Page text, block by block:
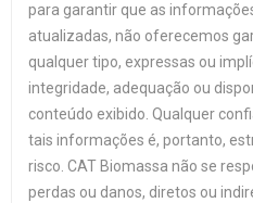
para garantir que as
atualizadas, não oferecemos
qualquer tipo, expressas ou
integridade, adequação ou
conteúdo exibido. Qualquer
tais informações é, portanto,
risco. CAT Biomassa não se
perdas ou danos, diretos ou